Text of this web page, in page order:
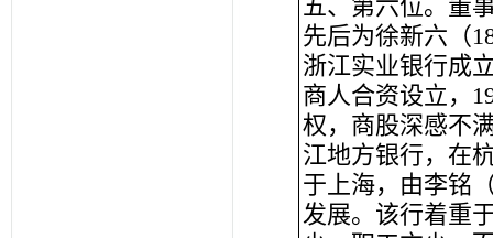
五、第六位。董
先后为徐新六（
浙江实业银行成
商人合资设立，
权，商股深感不
江地方银行，在
于上海，由李铭
发展。该行着重